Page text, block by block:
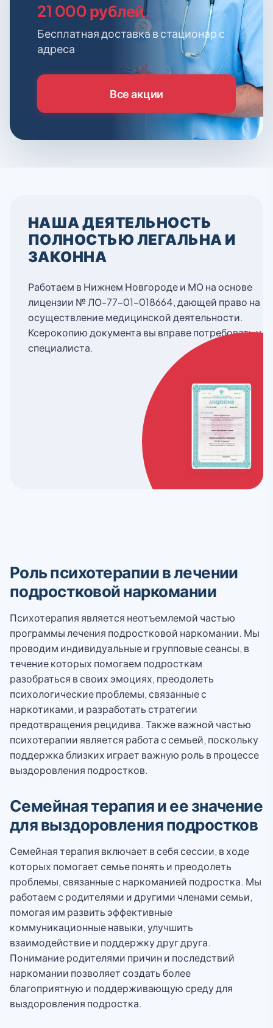
21 000 рублей.
Бесплатная доставка в стационар с
адреса
Все акции
НАША ДЕЯТЕЛЬНОСТЬ
ПОЛНОСТЬЮ ЛЕГАЛЬНА И
ЗАКОННА
Работаем в Нижнем Новгороде и МО на основе
лицензии № ЛО-77-01-018664, дающей право на
осуществление медицинской деятельности.
Ксерокопию документа вы вправе потребовать у
специалиста.
Роль психотерапии в лечении
подростковой наркомании
Психотерапия является неотъемлемой частью
программы лечения подростковой наркомании. Мы
проводим индивидуальные и групповые сеансы, в
течение которых помогаем подросткам
разобраться в своих эмоциях, преодолеть
психологические проблемы, связанные с
наркотиками, и разработать стратегии
предотвращения рецидива. Также важной частью
психотерапии является работа с семьей, поскольку
поддержка близких играет важную роль в процессе
выздоровления подростков.
Семейная терапия и ее значение
для выздоровления подростков
Семейная терапия включает в себя сессии, в ходе
которых помогает семье понять и преодолеть
проблемы, связанные с наркоманией подростка. Мы
работаем с родителями и другими членами семьи,
помогая им развить эффективные
коммуникационные навыки, улучшить
взаимодействие и поддержку друг друга.
Понимание родителями причин и последствий
наркомании позволяет создать более
благоприятную и поддерживающую среду для
выздоровления подростка.